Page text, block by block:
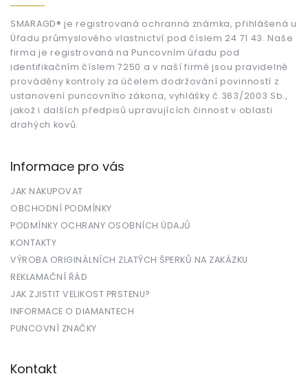
SMARAGD® je registrovaná ochranná známka, přihlášená u
Úřadu průmyslového vlastnictví pod číslem 24 71 43. Naše
firma je registrovaná na Puncovním úřadu pod
identifikačním číslem 7250 a v naší firmě jsou pravidelně
prováděny kontroly za účelem dodržování povinností z
ustanovení puncovního zákona, vyhlášky č.363/2003 Sb.,
jakož i dalších předpisů upravujících činnost v oblasti
drahých kovů.
Informace pro vás
JAK NAKUPOVAT
OBCHODNÍ PODMÍNKY
PODMÍNKY OCHRANY OSOBNÍCH ÚDAJŮ
KONTAKTY
VÝROBA ORIGINÁLNÍCH ZLATÝCH ŠPERKŮ NA ZAKÁZKU
REKLAMAČNÍ ŘÁD
JAK ZJISTIT VELIKOST PRSTENU?
INFORMACE O DIAMANTECH
PUNCOVNÍ ZNAČKY
Kontakt